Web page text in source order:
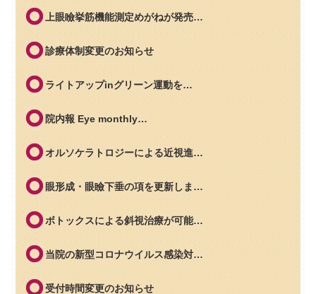
上眼瞼挙筋機能測定めがねが発売…
診療体制変更のお知らせ
ライトアップinグリーン運動を…
院内報 Eye monthly…
オルソケラトロジーによる近視進…
眼形成・眼瞼下垂の項を更新しま…
ボトックスによる斜視治療が可能…
当院の新型コロナウイルス感染対…
受付時間変更のお知らせ